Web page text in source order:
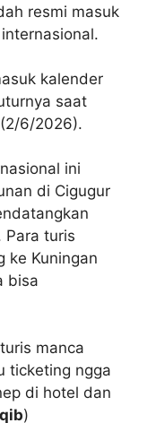
resmi masuk
kalender
saat
6/2026).
ini
di Cigugur
Para turis
ke Kuningan
bisa
manca
ticketing ngga
di hotel dan
)